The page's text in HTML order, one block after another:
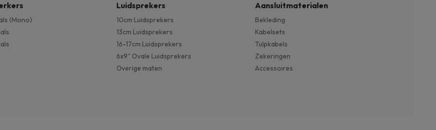
(Mono)
Luidsprekers
10cm Luidsprekers
13cm Luidsprekers
16-17cm Luidsprekers
6x9'' Ovale Luidsprekers
Overige maten
Aansluitmaterialen
Bekleding
Kabelsets
Tulpkabels
Zekeringen
Accessoires